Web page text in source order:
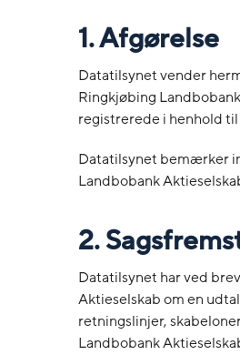
1. Afgørelse
Datatilsynet vender
Ringkjøbing
registrerede i henhold
Datatilsynet bemærker
Landbobank
2.
Datatilsynet har ved
Aktieselskab om en
retningslinjer,
Landbobank